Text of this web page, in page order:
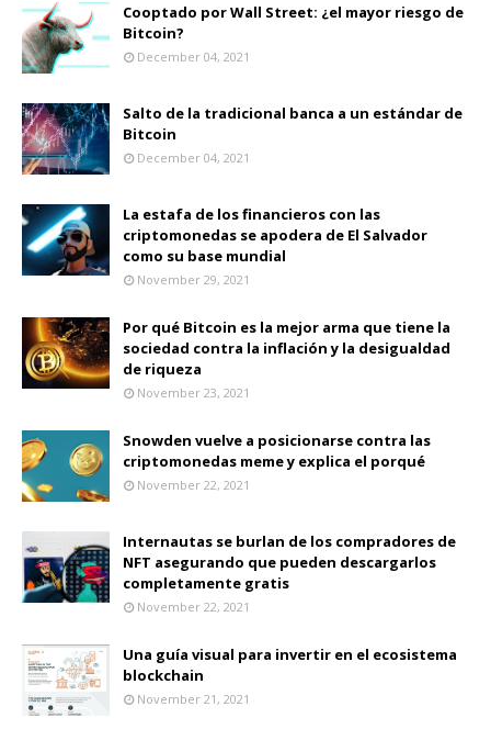
Cooptado por Wall Street: ¿el mayor riesgo de
Bitcoin?
December 04, 2021
Salto de la tradicional banca a un estándar de
Bitcoin
December 04, 2021
La estafa de los financieros con las
criptomonedas se apodera de El Salvador
como su base mundial
November 29, 2021
Por qué Bitcoin es la mejor arma que tiene la
sociedad contra la inflación y la desigualdad
de riqueza
November 23, 2021
Snowden vuelve a posicionarse contra las
criptomonedas meme y explica el porqué
November 22, 2021
Internautas se burlan de los compradores de
NFT asegurando que pueden descargarlos
completamente gratis
November 22, 2021
Una guía visual para invertir en el ecosistema
blockchain
November 21, 2021